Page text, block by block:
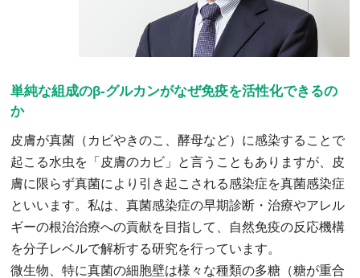
単純な組成のβ-グルカンがなぜ免疫を活性化できるの
か
皮膚が真菌（カビやきのこ、酵母など）に感染することで
起こる水虫を「皮膚のカビ」と言うこともありますが、皮
膚に限らず真菌により引き起こされる感染症を真菌感染症
といいます。私は、真菌感染症の早期診断・治療やアレル
ギーの根治治療への貢献を目指して、自然免疫の反応機構
を分子レベルで解析する研究を行っています。
微生物、特に真菌の細胞壁は様々な種類の多糖（糖が重合